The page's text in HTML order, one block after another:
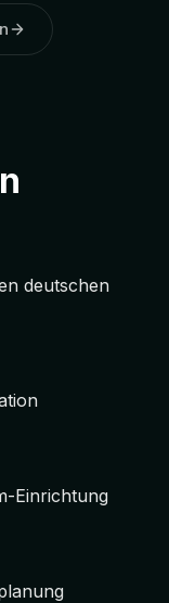
deutschen
Einrichtung